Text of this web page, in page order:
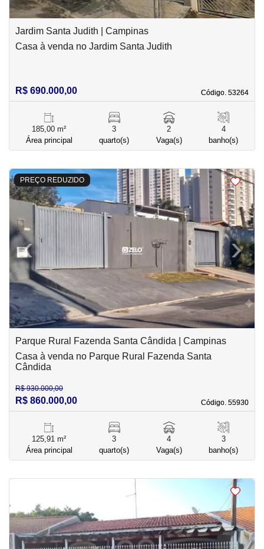
Jardim Santa Judith | Campinas
Código. 53264
Código. 53264
Casa à venda no Jardim Santa Judith
R$ 690.000,00
185,00 m²
Área principal
3
quarto(s)
2
Vaga(s)
4
banho(s)
PREÇO REDUZIDO
<<<<
‹Previous ›Next
Parque Rural Fazenda Santa Cândida | Campinas
Código. 55930
Código. 55930
Casa à venda no Parque Rural Fazenda Santa
Cândida
R$ 930.000,00
R$ 860.000,00
125,91 m²
Área principal
3
quarto(s)
4
Vaga(s)
3
banho(s)